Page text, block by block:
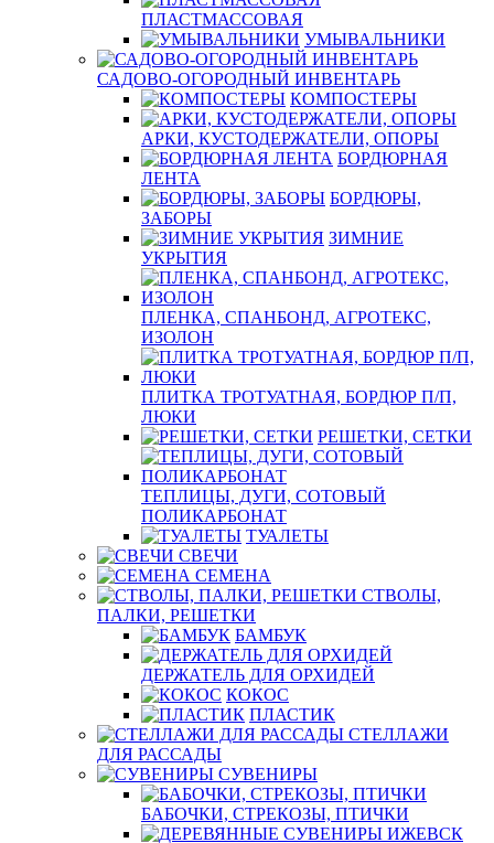
ПЛАСТМАССОВАЯ
УМЫВАЛЬНИКИ
САДОВО-ОГОРОДНЫЙ ИНВЕНТАРЬ
КОМПОСТЕРЫ
АРКИ, КУСТОДЕРЖАТЕЛИ, ОПОРЫ
БОРДЮРНАЯ
ЛЕНТА
БОРДЮРЫ,
ЗАБОРЫ
ЗИМНИЕ
УКРЫТИЯ
ПЛЕНКА, СПАНБОНД, АГРОТЕКС,
ИЗОЛОН
ПЛИТКА ТРОТУАТНАЯ, БОРДЮР П/П,
ЛЮКИ
РЕШЕТКИ, СЕТКИ
ТЕПЛИЦЫ, ДУГИ, СОТОВЫЙ
ПОЛИКАРБОНАТ
ТУАЛЕТЫ
СВЕЧИ
СЕМЕНА
СТВОЛЫ,
ПАЛКИ, РЕШЕТКИ
БАМБУК
ДЕРЖАТЕЛЬ ДЛЯ ОРХИДЕЙ
КОКОС
ПЛАСТИК
СТЕЛЛАЖИ
ДЛЯ РАССАДЫ
СУВЕНИРЫ
БАБОЧКИ, СТРЕКОЗЫ, ПТИЧКИ